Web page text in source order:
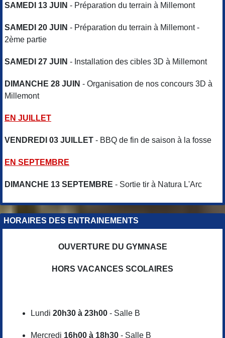
SAMEDI 13 JUIN - Préparation du terrain à Millemont
SAMEDI 20 JUIN - Préparation du terrain à Millemont -
2ème partie
SAMEDI 27 JUIN - Installation des cibles 3D à Millemont
DIMANCHE 28 JUIN - Organisation de nos concours 3D à
Millemont
EN JUILLET
VENDREDI 03 JUILLET - BBQ de fin de saison à la fosse
EN SEPTEMBRE
DIMANCHE 13 SEPTEMBRE - Sortie tir à Natura L'Arc
HORAIRES DES ENTRAINEMENTS
OUVERTURE DU GYMNASE
HORS VACANCES SCOLAIRES
Lundi 20h30 à 23h00 - Salle B
Mercredi 16h00 à 18h30 - Salle B